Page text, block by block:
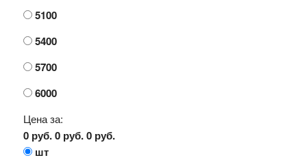
5100
5400
5700
6000
Цена за:
0 руб. 0 руб. 0 руб.
шт